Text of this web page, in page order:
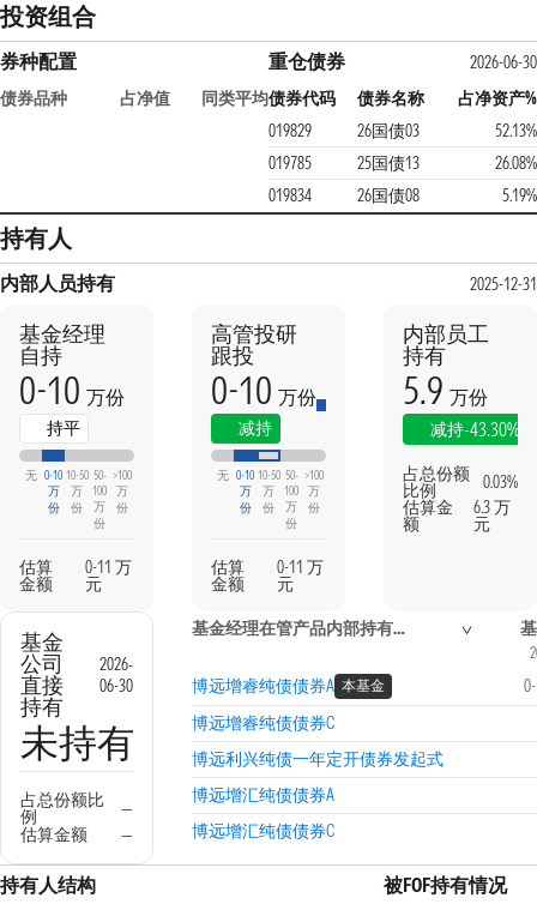
投资组合
券种配置
债券品种 占净值 同类平均
重仓债券
2026-06-30
债券代码
债券名称
占净资产%
019829
26国债03
52.13%
019785
25国债13
26.08%
019834
26国债08 5.19%
持有人
内部人员持有 2025-12-31
基金经理
自持
0-10 万份
持平
无 0-10
万
份
10-50
万
份
50-
100
万
份
>100
万
份
估算
金额
0-11 万
元
高管投研
跟投
0-10 万份
减持
无 0-10
万
份
10-50
万
份
50-
100
万
份
>100
万
份
估算
金额
0-11 万
元
内部员工
持有
5.9 万份
减持-43.30%
占总份额
比例
0.03%
估算金
额
6.3 万
元
基金
公司
直接
持有
2026-
06-30
未持有
占总份额比
例
—
估算金额
—
基金经理在管产品内部持有信息
博远增睿纯债债券A 本基金
博远增睿纯债债券C
博远利兴纯债一年定开债券发起式
博远增汇纯债债券A
博远增汇纯债债券C
持有人结构 被FOF持有情况